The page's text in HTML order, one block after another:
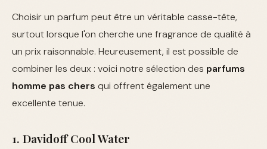
Choisir un parfum peut être un véritable casse-tête,
surtout lorsque l'on cherche une fragrance de qualité à
un prix raisonnable. Heureusement, il est possible de
combiner les deux : voici notre sélection des parfums
homme pas chers qui offrent également une
excellente tenue.
1. Davidoff Cool Water